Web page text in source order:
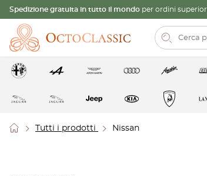
Spedizione gratuita in tutto il mondo per ordini
Tutti i prodotti Nissan